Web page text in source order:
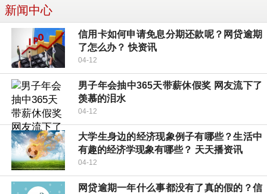
新闻中心
信用卡如何申请免息分期还款呢？网贷逾期
了怎么办？ 快资讯
04-12
男子年会抽中365天带薪休假奖 网友流下了
羡慕的泪水
04-12
大学生身边的经济现象例子有哪些？生活中
有趣的经济学现象有哪些？ 天天播资讯
04-12
网贷逾期一年什么事都没有了真的假的？信